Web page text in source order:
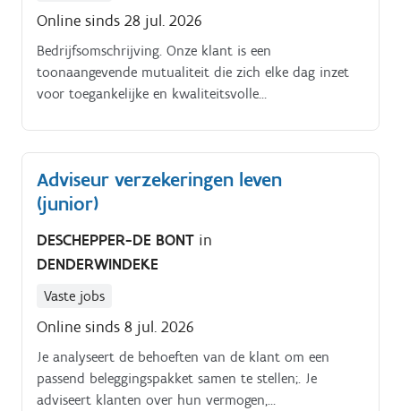
Online sinds 28 jul. 2026
Bedrijfsomschrijving. Onze klant is een
toonaangevende mutualiteit die zich elke dag inzet
voor toegankelijke en kwaliteitsvolle
Adviseur verzekeringen leven
(junior)
DESCHEPPER-DE BONT in
DENDERWINDEKE
Vaste jobs
Online sinds 8 jul. 2026
Je analyseert de behoeften van de klant om een
passend beleggingspakket samen te stellen;. Je
adviseert klanten over hun vermogen,